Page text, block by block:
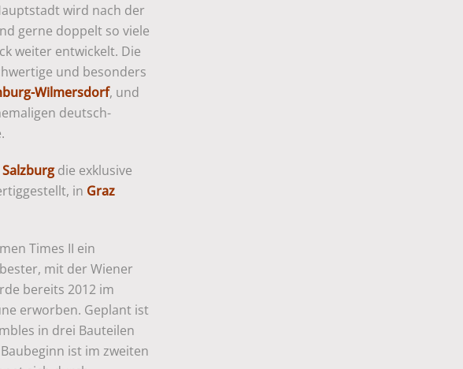
wird nach der
gerne doppelt so viele
weiter entwickelt. Die
und besonders
Wilmersdorf, und
deutsch-
Salzburgdie exklusive
in Graz
Times II ein
mit der Wiener
bereits 2012 im
erworben. Geplant ist
in drei Bauteilen
ist im zweiten